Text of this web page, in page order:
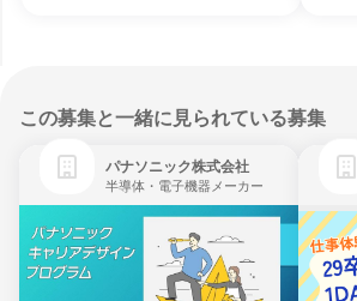
この募集と一緒に見られている募集
パナソニック株式会社
半導体・電子機器メーカー